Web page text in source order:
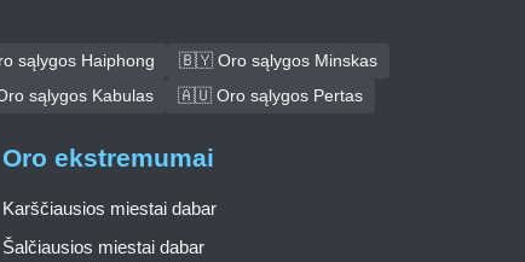
sąlygos Haiphong
🇧🇾 Oro sąlygos Minskas
sąlygos Kabulas 🇦🇺 Oro sąlygos Pertas
Oro ekstremumai
Karščiausios miestai dabar
Šalčiausios miestai dabar